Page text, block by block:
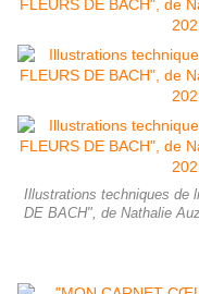
Illustrations techniques de
DE BACH", de Nathalie